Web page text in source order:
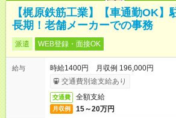
【梶原鉄筋工業】【車通勤OK】
長期！老舗メーカーでの事務
派遣 WEB登録・面接OK
給与
時給1400円 月収例 196,000円
交通費別途支給あり
交通費 全額支給
月収例 15～20万円